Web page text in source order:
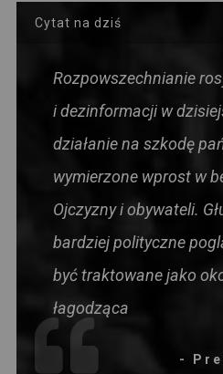
Cytat na dziś
Rozpowszechnianie
i dezinformacji w
działanie na szkodę
wymierzone wprost w
Ojczyzny i obywateli.
bardziej polityczne
być traktowane jako
łagodząca
-